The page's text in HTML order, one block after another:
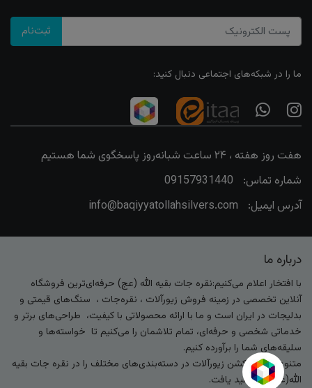
ثبت‌نام
ما را در شبکه‌های اجتماعی دنبال کنید:
هفت روز هفته ، ۲۴ ساعت شبانه‌روز پاسخگوی شما هستیم
شماره تماس:
09157931440
آدرس ایمیل:
info@baqiyyatollahsilvers.com
درباره ما
با افتخار اعلام می‌کنیم:نقره جات بقیه الله (عج) حرفه‌ای‌ترین فروشگاه
آنلاین تخصصی در زمینه فروش زیورآلات ، نقره‌جات ، سنگ‌های قیمتی و
بدلیجات در ایران است و ما با ارائه محصولاتی با کیفیت، طراحی‌های برتر و
خدماتی شخصی و حرفه‌ای، تمام تلاشمان را می‌کنیم تا خواسته‌ها و
سلیقه‌های شما را برآورده کنیم.
متنوع‌ترین کالکشن زیورآلات در دسته‌بندی‌های مختلف را در نقره جات بقیه
الله(عج) خواهید یافت.